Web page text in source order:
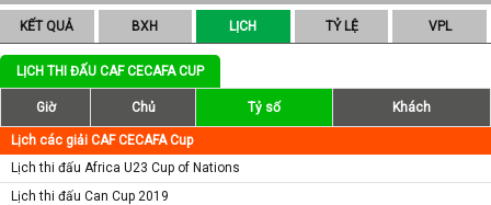
KẾT QUẢ BXH LỊCH TỶ LỆ VPL
LỊCH THI ĐẤU CAF CECAFA CUP
Giờ Chủ Tỷ số Khách
Lịch các giải CAF CECAFA Cup
Lịch thi đấu Africa U23 Cup of Nations
Lịch thi đấu Can Cup 2019